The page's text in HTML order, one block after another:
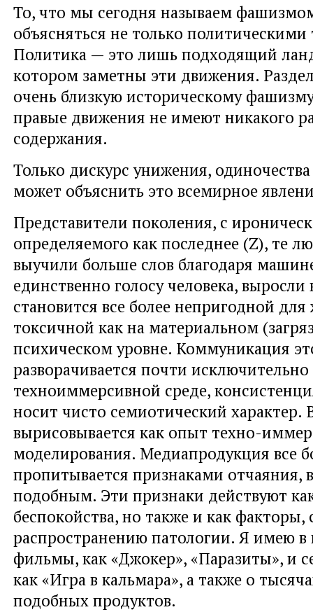
То, что мы сегодня называем
объясняться не только
Политика — это лишь подходящий
котором заметны эти движения.
очень близкую историческому
правые движения не имеют никакого
содержания.
Только дискурс унижения,
может объяснить это всемирное
Представители поколения, с
определяемого как последнее (Z), те
выучили больше слов благодаря
единственно голосу человека, выросли
становится все более непригодной
токсичной как на материальном
психическом уровне. Коммуникация
разворачивается почти исключительно
техноиммерсивной среде,
носит чисто семиотический
вырисовывается как опыт техно-
моделирования. Медиапродукция все
пропитывается признаками отчаяния,
подобным. Эти признаки действуют
беспокойства, но также и как
распространению патологии. Я имею в
фильмы, как «Джокер», «Паразиты», и
как «Игра в кальмара», а также о
подобных продуктов.